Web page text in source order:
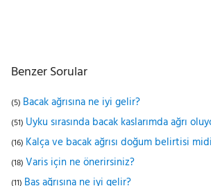
Benzer Sorular
(5) Bacak ağrısına ne iyi gelir?
(51) Uyku sırasında bacak kaslarımda ağrı
(16) Kalça ve bacak ağrısı doğum belirtisi
(18) Varis için ne önerirsiniz?
(11) Baş ağrısına ne iyi gelir?